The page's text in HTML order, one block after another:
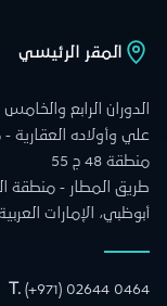
المقر الرئيسي
الدوران الرابع والخامس
علي وأولاده العقارية
منطقة 48 ج 55
طريق المطار - منطقة
أبوظبي، الإمارات
T. (+971) 02644 0464